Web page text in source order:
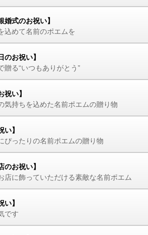
婚式のお祝い】
込めて名前のポエムを
のお祝い】
贈る“いつもありがとう”
祝い】
気持ちを込めた名前ポエムの贈り物
い】
ぴったりの名前ポエムの贈り物
のお祝い】
店に飾っていただける素敵な名前ポエム
い】
です